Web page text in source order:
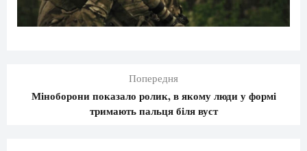
Попередня
Міноборони показало ролик, в якому люди у формі
тримають пальця біля вуст